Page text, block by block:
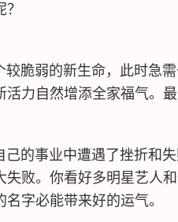
弱的新生命，此时急需
力自然增添全家福气。
事业中遭遇了挫折和失
失败。你看好多明星艺人
字必能带来好的运气。